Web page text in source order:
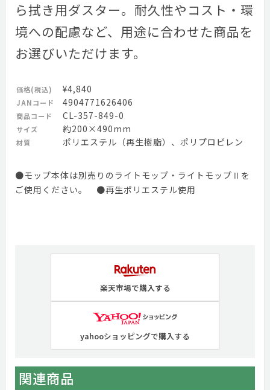
ら拭き用ダスター。耐久性やコスト・環
境への配慮など、用途に合わせた商品を
お選びいただけます。
価格(税込) ¥4,840
JANコード 4904771626406
商品コード CL-357-849-0
サイズ 約200×490mm
材質 ポリエステル（再生樹脂）、ポリプロピレン
●モップ本体は別売りのライトモップ・ライトモップⅡを
ご使用ください。 ●再生ポリエステル使用
楽天市場で購入する
yahooショッピングで購入する
関連商品